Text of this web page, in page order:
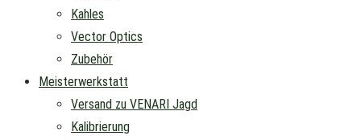
Kahles
Vector Optics
Zubehör
Meisterwerkstatt
Versand zu VENARI Jagd
Kalibrierung